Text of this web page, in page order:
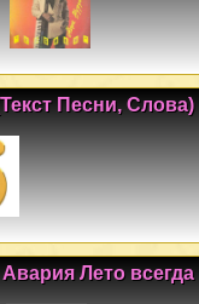
Песни, Слова)
Лето всегда